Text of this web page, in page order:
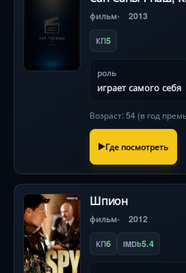
фильм 2013
КП5
роль
играет самого себя
Возраст: 54 (в год
Где посмотреть
Шпион
фильм 2012
КП6 IMDb5.4